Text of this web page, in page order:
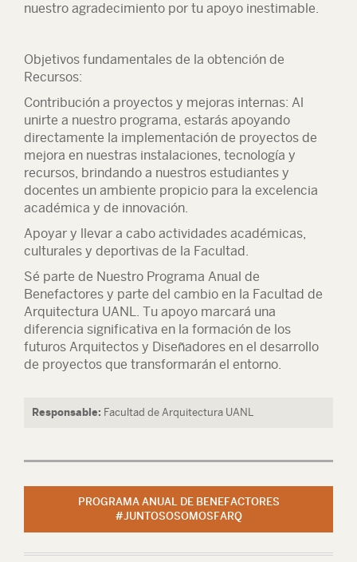
nuestro agradecimiento por tu apoyo inestimable.
Objetivos fundamentales de la obtención de
Recursos:
Contribución a proyectos y mejoras internas: Al
unirte a nuestro programa, estarás apoyando
directamente la implementación de proyectos de
mejora en nuestras instalaciones, tecnología y
recursos, brindando a nuestros estudiantes y
docentes un ambiente propicio para la excelencia
académica y de innovación.
Apoyar y llevar a cabo actividades académicas,
culturales y deportivas de la Facultad.
Sé parte de Nuestro Programa Anual de
Benefactores y parte del cambio en la Facultad de
Arquitectura UANL. Tu apoyo marcará una
diferencia significativa en la formación de los
futuros Arquitectos y Diseñadores en el desarrollo
de proyectos que transformarán el entorno.
Responsable: Facultad de Arquitectura UANL
PROGRAMA ANUAL DE BENEFACTORES
#JUNTOSOSOMOSFARQ